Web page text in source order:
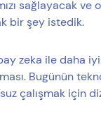
sağlayacak ve
bir şey istedik.
zeka ile daha
Bugünün
çalışmak için